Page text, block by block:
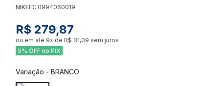
NIKEID: 0994060019
R$ 279,87
ou em até 9x de R$ 31,09 sem juros
5% OFF no PIX
Variação - BRANCO